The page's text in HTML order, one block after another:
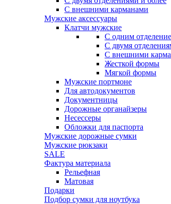
С внешними карманами
Мужские аксессуары
Клатчи мужские
С одним
С двумя
С внешними
Жесткой формы
Мягкой формы
Мужские портмоне
Для автодокументов
Документницы
Дорожные органайзеры
Несессеры
Обложки для паспорта
Мужские дорожные сумки
Мужские рюкзаки
SALE
Фактура материала
Рельефная
Матовая
Подарки
Подбор сумки для ноутбука